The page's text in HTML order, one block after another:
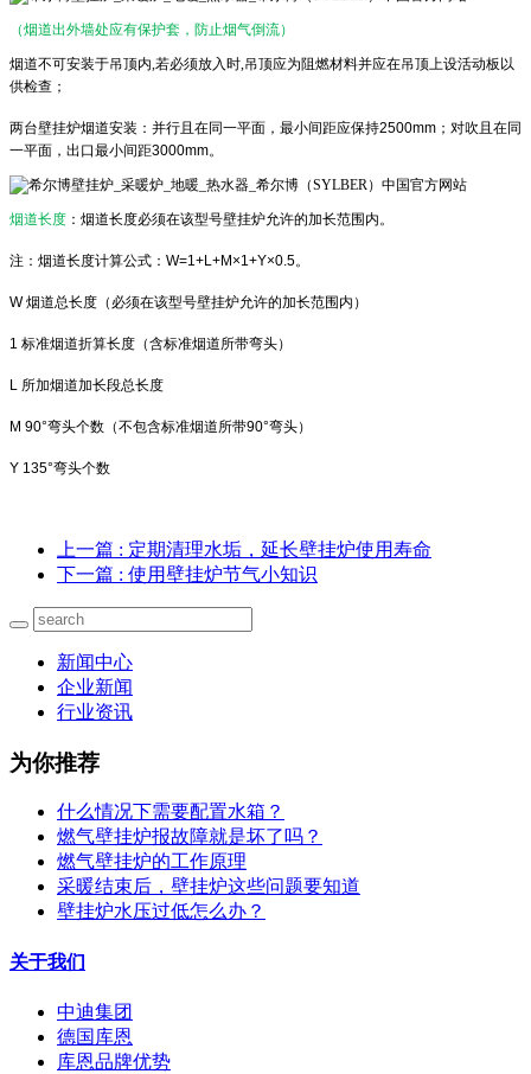
（烟道出外墙处应有保护套，防止烟气倒流）
烟道不可安装于吊顶内,若必须放入时,吊顶应为阻燃材料并应在吊顶上设活动板以
供检查；
两台壁挂炉烟道安装：并行且在同一平面，最小间距应保持2500mm ；对吹且在同
一平面，出口最小间距3000mm。
烟道长度 ：烟道长度必须在该型号壁挂炉允许的加长范围内。
注：烟道长度计算公式： W=1+L+M×1+Y×0.5。
W烟道总长度（必须在该型号壁挂炉允许的加长范围内）
1 标准烟道折算长度（含标准烟道所带弯头）
L 所加烟道加长段总长度
M 90°弯头个数（不包含标准烟道所带90°弯头）
Y 135°弯头个数
上一篇 : 定期清理水垢，延长壁挂炉使用寿命
下一篇 : 使用壁挂炉节气小知识
新闻中心
企业新闻
行业资讯
为你推荐
什么情况下需要配置水箱？
燃气壁挂炉报故障就是坏了吗？
燃气壁挂炉的工作原理
采暖结束后，壁挂炉这些问题要知道
壁挂炉水压过低怎么办？
关于我们
中迪集团
德国库恩
库恩品牌优势